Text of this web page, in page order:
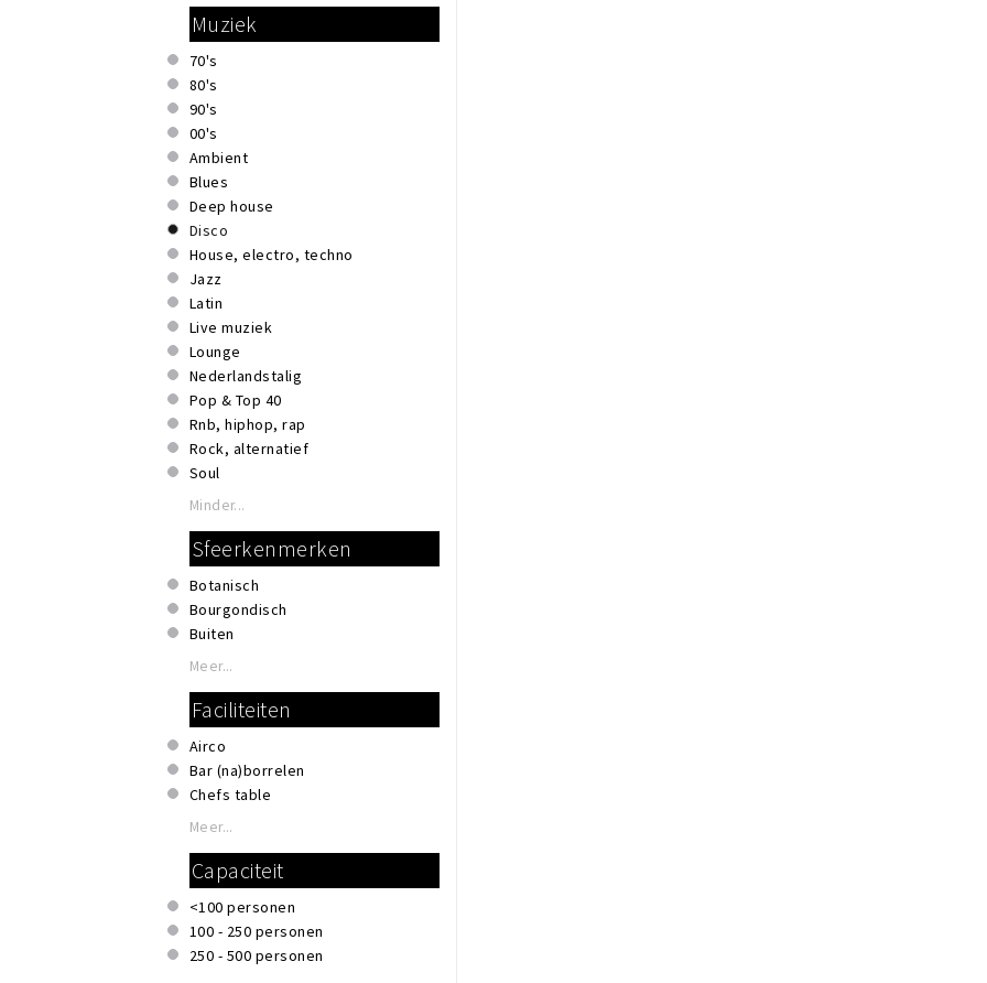
Muziek
70's
80's
90's
00's
Ambient
Blues
Deep house
Disco
House, electro, techno
Jazz
Latin
Live muziek
Lounge
Nederlandstalig
Pop & Top 40
Rnb, hiphop, rap
Rock, alternatief
Soul
Minder...
Sfeerkenmerken
Botanisch
Bourgondisch
Buiten
Duurzaam
Hipster
Industrieel
Kidsproof
Klassiek
Modern
Romantisch
Thema
Vintage
Zakelijk & formeel
Meer...
Faciliteiten
Airco
Bar (na)borrelen
Chefs table
Eigen parkeerplaats
Garderobe
Honden toegestaan
Invalidentoilet
Kindvriendelijk
Private dining
Meer...
Capaciteit
<100 personen
100 - 250 personen
250 - 500 personen